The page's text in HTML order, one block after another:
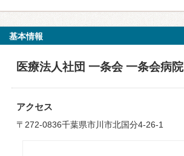
基本情報
医療法人社団 一条会 一条会病院
アクセス
〒272-0836千葉県市川市北国分4-26-1